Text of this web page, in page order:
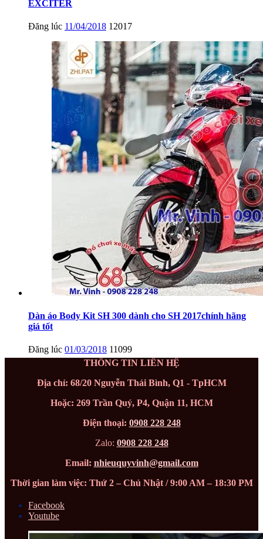
EXCITER
Đăng lúc 11/04/2018 12017
Dàn áo Body Kit SH 300 dành cho SH 2017chính hãng
giá tốt
Đăng lúc 01/03/2018 11099
THÔNG TIN LIÊN HỆ
Địa chỉ: 68/20 Nguyễn Thái Bình, Q1 - TpHCM
Hoặc: 269 Trần Quý, P4, Quận 11, HCM
Điện thoại: 0908 228 248
Zalo: 0908 228 248
Email: nhieuquyvinh@gmail.com
Thời gian làm việc: Thứ 2 – Chủ Nhật / 9:00 AM – 18:30 PM
Facebook
Youtube